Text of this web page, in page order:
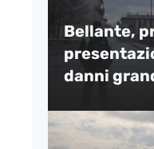
Bellante,
danni